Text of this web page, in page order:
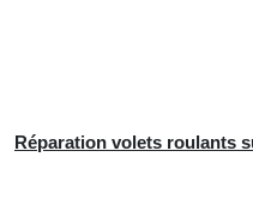
Réparation volets roulants